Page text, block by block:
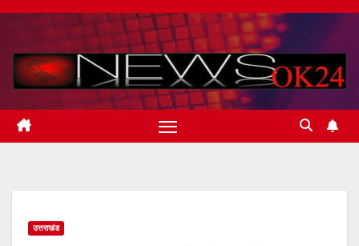
Skip
content
उत्तराखंड